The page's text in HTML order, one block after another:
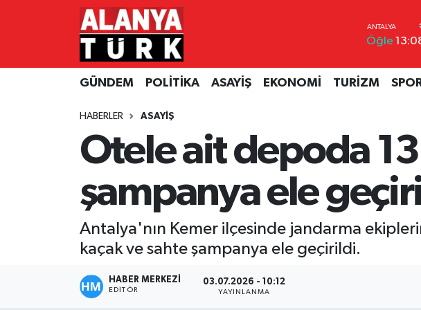
Öğle
GÜNDEM POLİTİKA ASAYİŞ EKONOMİ TURİZM
HABERLER ASAYİŞ
Otele ait depoda
şampanya ele
Antalya'nın Kemer ilçesinde jandarma
kaçak ve sahte şampanya ele geçirildi.
HABER MERKEZİ
EDITÖR
03.07.2026 - 10:12
YAYINLANMA
POLİTİKA
EKONOMİ
TURİZM
KÜLTÜR SANAT
Nöbetçi Eczaneler
Hava Durumu
Namaz Vakitleri
Trafik Durumu
Süper Lig Puan Durumu ve Fikstür
Tüm Manşetler
Haber Arşivi